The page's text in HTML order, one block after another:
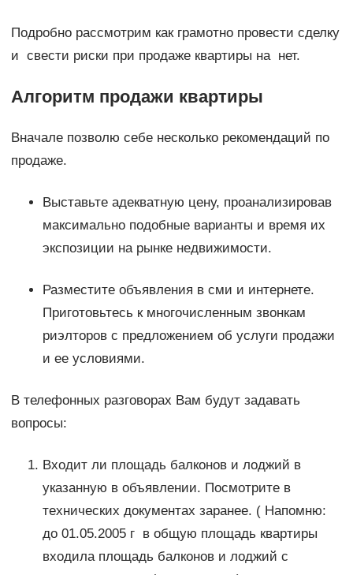
Подробно рассмотрим как грамотно провести сделку
и свести риски при продаже квартиры на нет.
Алгоритм продажи квартиры
Вначале позволю себе несколько рекомендаций по
продаже.
Выставьте адекватную цену, проанализировав
максимально подобные варианты и время их
экспозиции на рынке недвижимости.
Разместите объявления в сми и интернете.
Приготовьтесь к многочисленным звонкам
риэлторов с предложением об услуги продажи
и ее условиями.
В телефонных разговорах Вам будут задавать
вопросы:
Входит ли площадь балконов и лоджий в
указанную в объявлении. Посмотрите в
технических документах заранее. ( Напомню:
до 01.05.2005 г в общую площадь квартиры
входила площадь балконов и лоджий с